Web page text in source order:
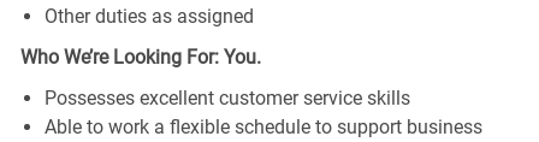
Other duties as assigned
Who We’re Looking For: You.
Possesses excellent customer service skills
Able to work a flexible schedule to support business